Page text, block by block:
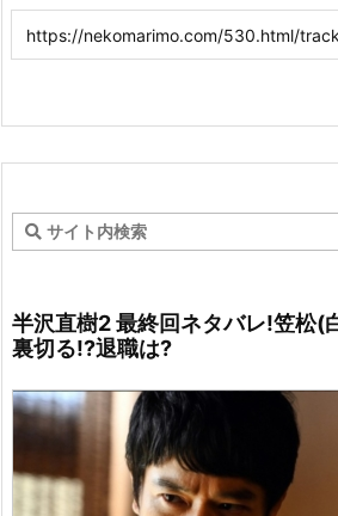
半沢直樹2 最終回ネタバレ!笠松(
裏切る!?退職は?